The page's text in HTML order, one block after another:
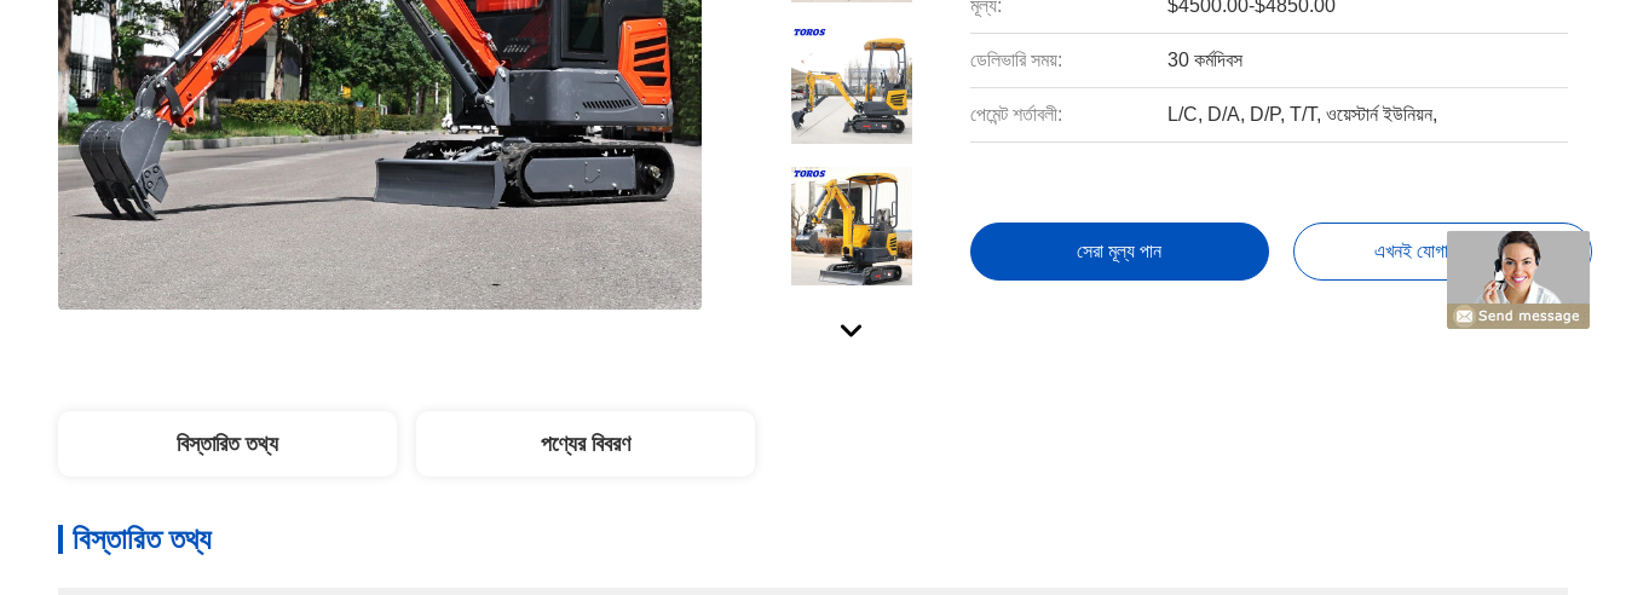
মূল্য: $4500.00-$4850.00
ডেলিভারি সময়: 30 কর্মদিবস
পেমেন্ট শর্তাবলী: L/C, D/A, D/P, T/T, ওয়েস্টার্ন ইউনিয়ন,
সেরা মূল্য পান এখনই যোগাযোগ করুন
বিস্তারিত তথ্য পণ্যের বিবরণ
বিস্তারিত তথ্য